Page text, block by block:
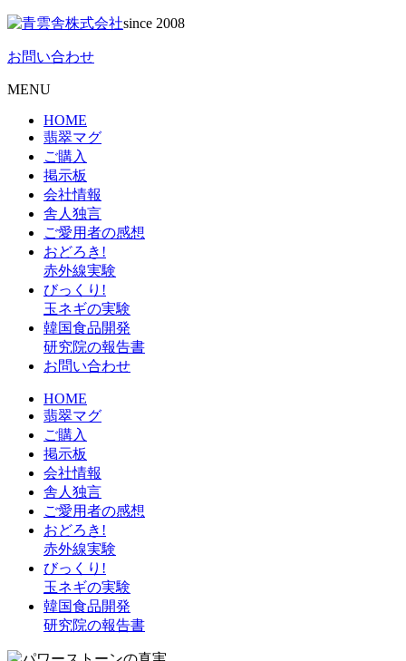
since 2008
お問い合わせ
MENU
HOME
翡翠マグ
ご購入
掲示板
会社情報
舎人独言
ご愛用者の感想
おどろき!
赤外線実験
びっくり!
玉ネギの実験
韓国食品開発
研究院の報告書
お問い合わせ
HOME
翡翠マグ
ご購入
掲示板
会社情報
舎人独言
ご愛用者の感想
おどろき!
赤外線実験
びっくり!
玉ネギの実験
韓国食品開発
研究院の報告書